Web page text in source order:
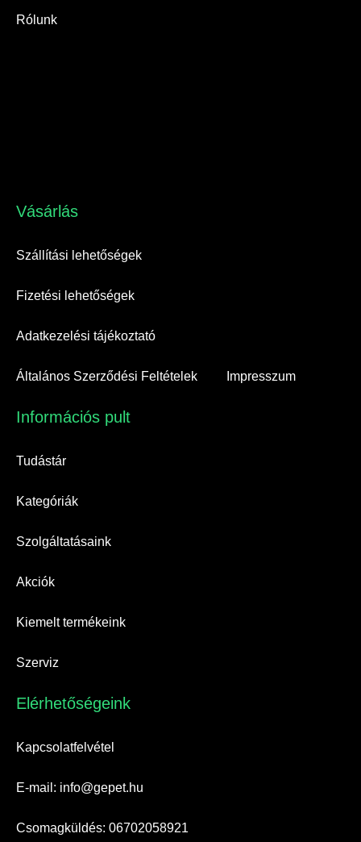
Rólunk
Vásárlás​
Szállítási lehetőségek
Fizetési lehetőségek
Adatkezelési tájékoztató
Általános Szerződési Feltételek Impresszum
Információs pult​
Tudástár
Kategóriák
Szolgáltatásaink
Akciók
Kiemelt termékeink
Szerviz
Elérhetőségeink​
Kapcsolatfelvétel
E-mail: info@gepet.hu
Csomagküldés: 06702058921